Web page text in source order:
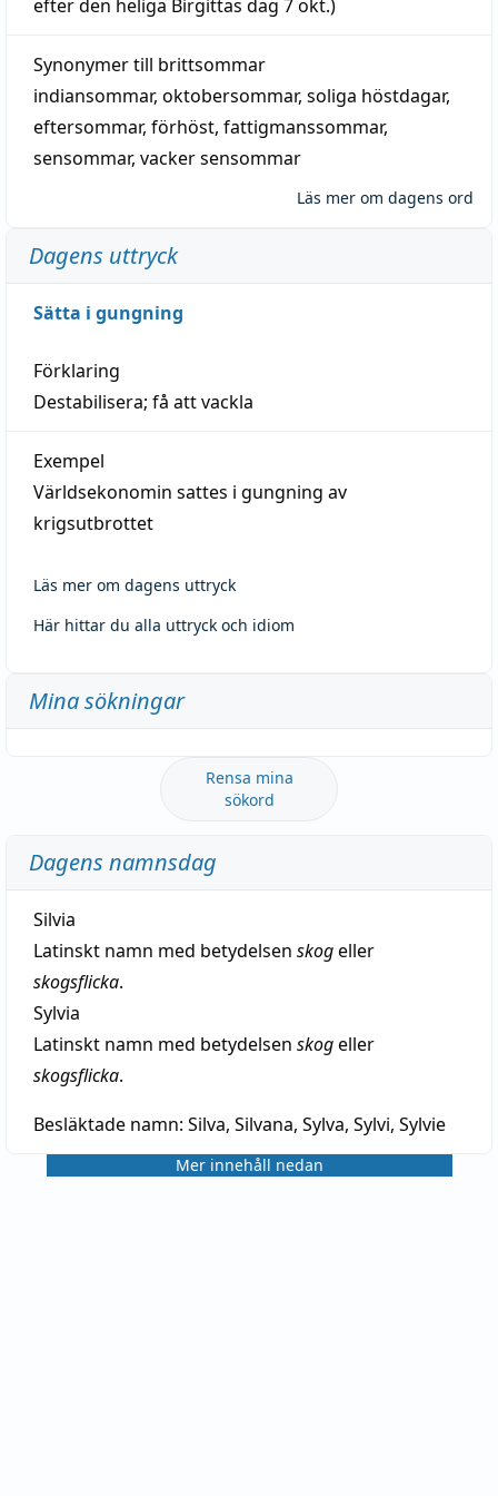
efter den heliga Birgittas dag 7 okt.)
Synonymer till brittsommar
indiansommar, oktobersommar, soliga höstdagar,
eftersommar, förhöst, fattigmanssommar,
sensommar, vacker sensommar
Läs mer om dagens ord
Dagens uttryck
Sätta i gungning
Förklaring
Destabilisera; få att vackla
Exempel
Världsekonomin sattes i gungning av
krigsutbrottet
Läs mer om dagens uttryck
Här hittar du alla uttryck och idiom
Mina sökningar
Rensa mina
sökord
Dagens namnsdag
Silvia
Latinskt namn med betydelsen skogeller
skogsflicka.
Sylvia
Latinskt namn med betydelsen skogeller
skogsflicka.
Besläktade namn: Silva, Silvana, Sylva, Sylvi, Sylvie
Mer innehåll nedan